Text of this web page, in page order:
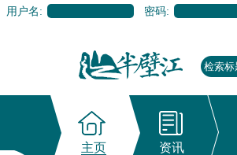
用户名: 密码:
主页 资讯